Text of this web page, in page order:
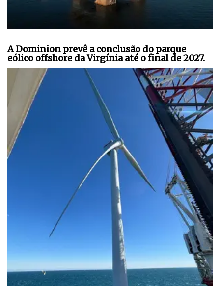
A Dominion prevê a conclusão do parque
eólico offshore da Virgínia até o final de 2027.